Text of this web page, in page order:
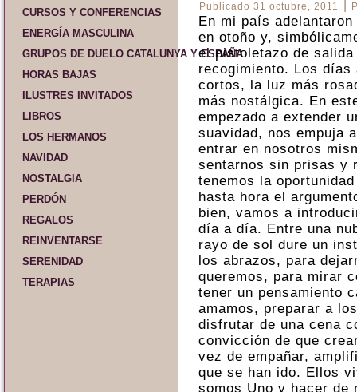
CURSOS Y CONFERENCIAS
ENERGÍA MASCULINA
GRUPOS DE DUELO CATALUNYA Y ESPAÑA
HORAS BAJAS
ILUSTRES INVITADOS
LIBROS
LOS HERMANOS
NAVIDAD
NOSTALGIA
PERDÓN
REGALOS
REINVENTARSE
SERENIDAD
TERAPIAS
Publicado 31 octubre, 2011
En mi país
en otoño y,
el pistoletazo de
recogimiento. Los
cortos, la luz más
más nostálgica. En
empezado a extender
suavidad, nos empuja
entrar en nosotros
sentarnos sin prisas y
tenemos la
hasta hora el
bien, vamos a
día a día. Entre una
rayo de sol dure un
los abrazos, para
queremos, para mirar
tener un pensamiento
amamos, preparar a
disfrutar de una cena
convicción de que
vez de empañar,
que se han ido. Ellos
somos Uno y hacer de